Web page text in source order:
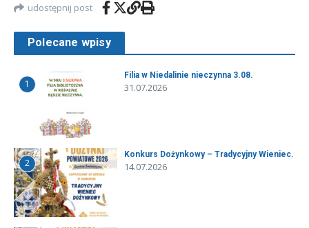
udostępnij post
Polecane wpisy
1
Filia w Niedalinie nieczynna 3.08.
31.07.2026
2
Konkurs Dożynkowy – Tradycyjny Wieniec.
14.07.2026